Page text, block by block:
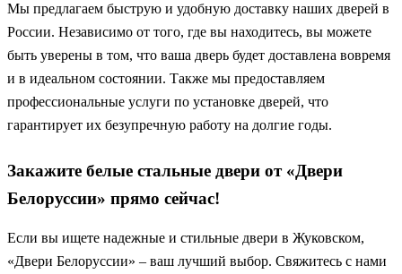
Мы предлагаем быструю и удобную доставку наших дверей в
России. Независимо от того, где вы находитесь, вы можете
быть уверены в том, что ваша дверь будет доставлена вовремя
и в идеальном состоянии. Также мы предоставляем
профессиональные услуги по установке дверей, что
гарантирует их безупречную работу на долгие годы.
Закажите белые стальные двери от «Двери
Белоруссии» прямо сейчас!
Если вы ищете надежные и стильные двери в Жуковском,
«Двери Белоруссии» – ваш лучший выбор. Свяжитесь с нами